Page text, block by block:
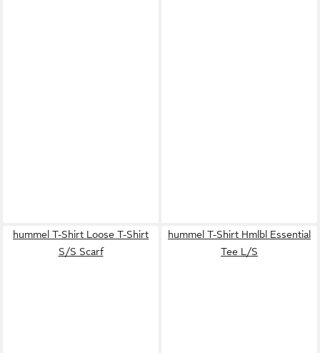
hummel T-Shirt Loose T-Shirt
S/S Scarf
hummel T-Shirt Hmlbl Essential
Tee L/S